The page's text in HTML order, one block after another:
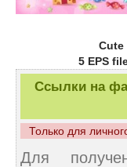
Cute
5 EPS
Ссылки на
Только для
Для